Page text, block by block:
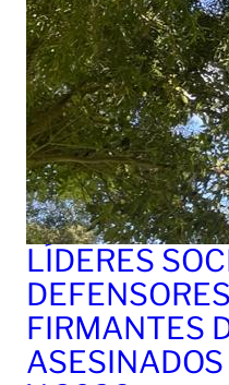
LÍDERES
FIRMANTES